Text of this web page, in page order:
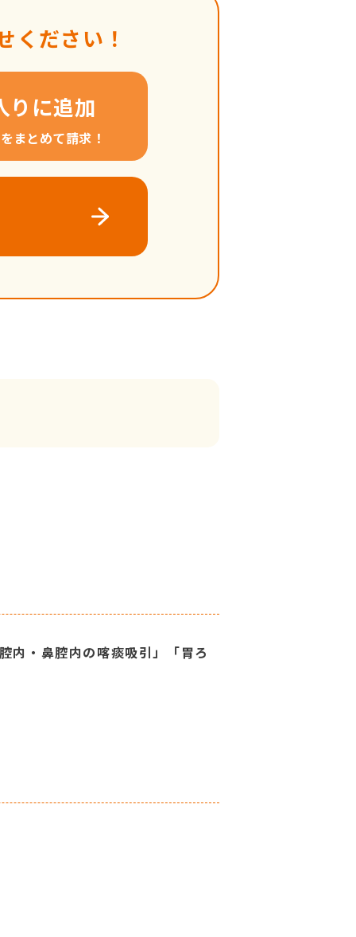
ください！
りに追加
まとめて請求！
内・鼻腔内の喀痰吸引」「胃ろ